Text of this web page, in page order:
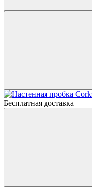
Бесплатная доставка